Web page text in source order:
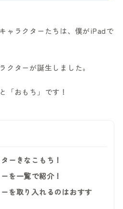
ャラクターたちは、僕がiPadで
クターが誕生しました。
「おもち」です！
ーきなこもち！
を一覧で紹介！
を取り入れるのはおすす